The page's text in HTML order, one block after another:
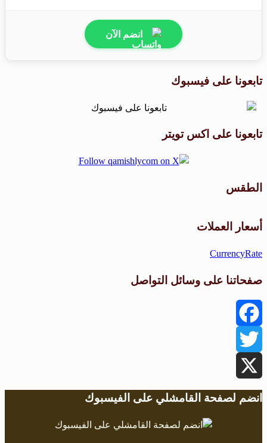
انضم الآن
تابعونا على فيسبوك
تابعونا على اكس تويتر
الطقس
أسعار العملات
CurrencyRate
صفحاتنا على وسائل التواصل
Facebook
Twitter
X
انضم لصفحة القامشلي على الفيسبوك